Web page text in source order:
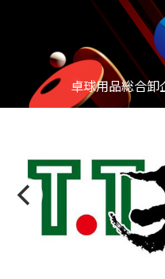
卓球用品総合卸
卓球ｼｮｯﾌﾟ･
商品構成か